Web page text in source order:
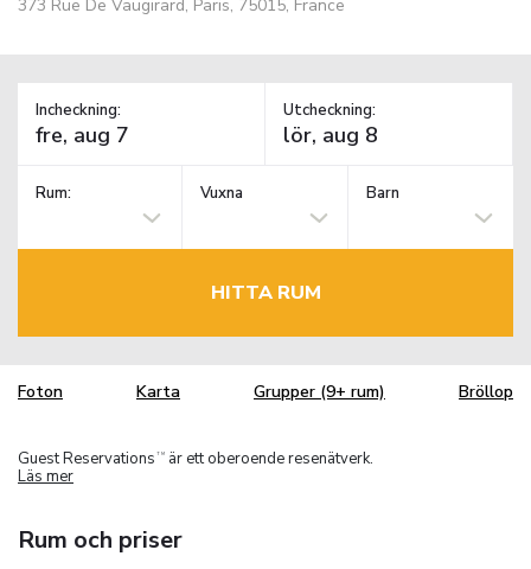
373 Rue De Vaugirard, Paris, 75015, France
Incheckning: Utcheckning:
Rum: Vuxna Barn
HITTA RUM
Foton Karta Grupper (9+ rum) Bröllop
Guest Reservations TM
är ett oberoende resenätverk.
Läs mer
Rum och priser